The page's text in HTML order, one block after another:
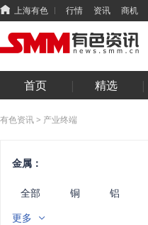
上海有色 行情 资讯 商机
首页 精选
有色资讯> 产业终端
金属：
全部 铜 铝
锑
更多